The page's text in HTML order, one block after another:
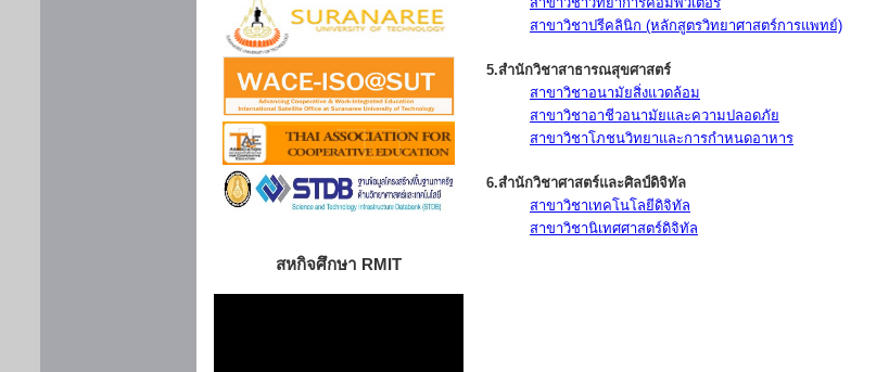
สหกิจศึกษา RMIT
สาขาวิชาปรีคลินิก (หลักสูตรวิทยาศาสตร์การแพทย์)
5.สำนักวิชาสาธารณสุขศาสตร์
สาขาวิชาอนามัยสิ่งแวดล้อม
สาขาวิชาอาชีวอนามัยและความปลอดภัย
สาขาวิชาโภชนวิทยาและการกำหนดอาหาร
6.สำนักวิชาศาสตร์และศิลป์ดิจิทัล
สาขาวิชาเทคโนโลยีดิจิทัล
สาขาวิชานิเทศศาสตร์ดิจิทัล